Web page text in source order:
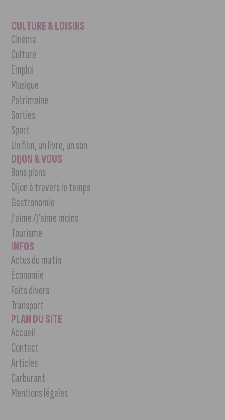
CULTURE & LOISIRS
Cinéma
Culture
Emploi
Musique
Patrimoine
Sorties
Sport
Un film, un livre, un son
DIJON & VOUS
Bons plans
Dijon à travers le temps
Gastronomie
J’aime /J’aime moins
Tourisme
INFOS
Actus du matin
Économie
Faits divers
Transport
PLAN DU SITE
Accueil
Contact
Articles
Carburant
Mentions légales